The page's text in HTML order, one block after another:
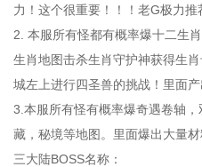
力！这个很重要！！！老G极力推
2. 本服所有怪都有概率爆十二生
生肖地图击杀生肖守护神获得生
城左上进行四圣兽的挑战！里面
3.本服所有怪有概率爆奇遇卷轴
藏，秘境等地图。里面爆出大量材
三大陆BOSS名称：